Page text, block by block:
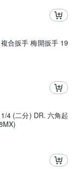
合扳手 梅開扳手 19
4 (二分) DR. 六角起